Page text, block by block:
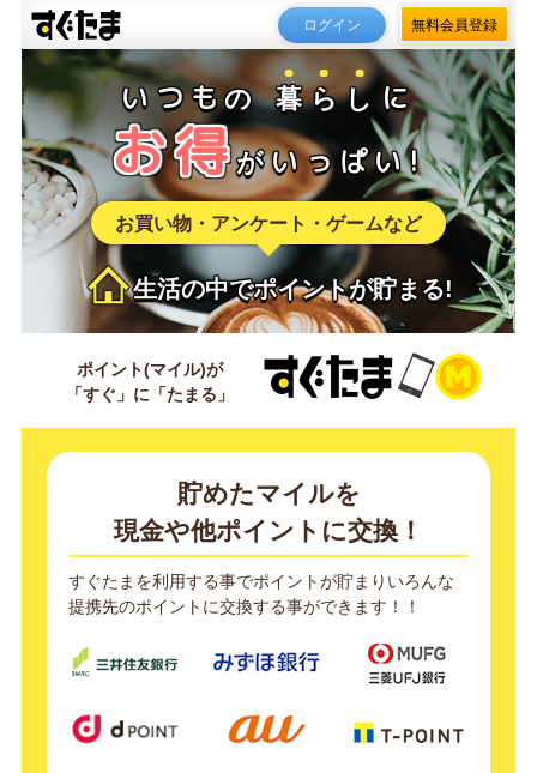
ログイン 無料会員登録
いつもの 暮らし に
お得がいっぱい!
お買い物・アンケート・ゲームなど
生活の中でポイントが貯まる!
ポイント(マイル)が
「すぐ」 に 「たまる」
貯めたマイルを
現金や他ポイントに交換！
すぐたまを利用する事でポイントが貯まりいろんな
提携先のポイントに交換する事ができます！！